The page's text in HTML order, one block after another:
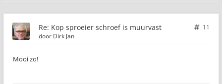
Re: Kop sproeier schroef is muurvast
11
door Dirk Jan
Mooi zo!